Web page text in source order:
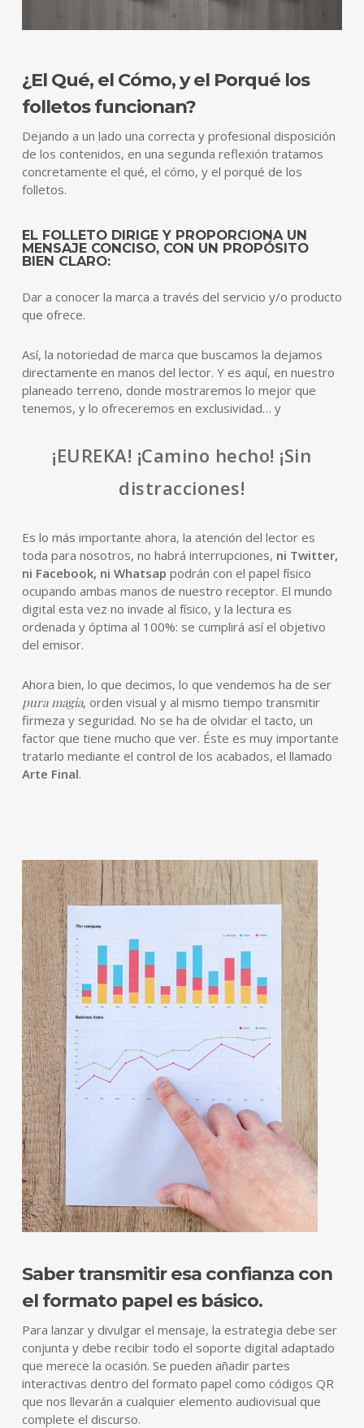
¿El Qué, el Cómo, y el Porqué los
folletos funcionan?
Dejando a un lado una correcta y profesional disposición
de los contenidos, en una segunda reflexión tratamos
concretamente el qué, el cómo, y el porqué de los
folletos.
EL FOLLETO DIRIGE Y PROPORCIONA UN
MENSAJE CONCISO, CON UN PROPÓSITO
BIEN CLARO:
Dar a conocer la marca a través del servicio y/o producto
que ofrece.
Así, la notoriedad de marca que buscamos la dejamos
directamente en manos del lector. Y es aquí, en nuestro
planeado terreno, donde mostraremos lo mejor que
tenemos, y lo ofreceremos en exclusividad… y
¡EUREKA! ¡Camino hecho! ¡Sin
distracciones!
Es lo más importante ahora, la atención del lector es
toda para nosotros, no habrá interrupciones, ni Twitter,
ni Facebook, ni Whatsap podrán con el papel físico
ocupando ambas manos de nuestro receptor. El mundo
digital esta vez no invade al físico, y la lectura es
ordenada y óptima al 100%: se cumplirá así el objetivo
del emisor.
Ahora bien, lo que decimos, lo que vendemos ha de ser
pura magia, orden visual y al mismo tiempo transmitir
firmeza y seguridad. No se ha de olvidar el tacto, un
factor que tiene mucho que ver. Éste es muy importante
tratarlo mediante el control de los acabados, el llamado
Arte Final.
Saber transmitir esa confianza con
el formato papel es básico.
Para lanzar y divulgar el mensaje, la estrategia debe ser
conjunta y debe recibir todo el soporte digital adaptado
que merece la ocasión. Se pueden añadir partes
interactivas dentro del formato papel como códigos QR
que nos llevarán a cualquier elemento audiovisual que
complete el discurso.